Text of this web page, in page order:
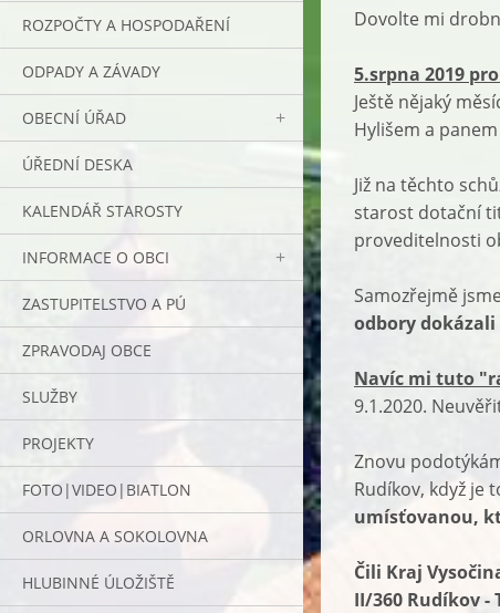
ROZPOČTY A HOSPODAŘENÍ
ODPADY A ZÁVADY
OBECNÍ ÚŘAD
ÚŘEDNÍ DESKA
KALENDÁŘ STAROSTY
INFORMACE O OBCI
ZASTUPITELSTVO A PÚ
ZPRAVODAJ OBCE
SLUŽBY
PROJEKTY
FOTO|VIDEO|BIATLON
ORLOVNA A SOKOLOVNA
HLUBINNÉ ÚLOŽIŠTĚ
Dovolte mi
5.srpna 2019
Ještě nějaký
Hylišem a
Již na těchto
starost dotační
proveditelnosti
Samozřejmě
odbory dokázali
Navíc mi tuto
9.1.2020.
Znovu
Rudíkov, když je
umísťovanou,
Čili Kraj
II/360 Rudíkov -